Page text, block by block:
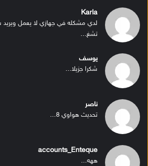
Karla
لدي مشكله في جهازي لا يعمل ويريد
تشغ...
يوسف
شكرا جزيلا...
ناصر
تحديث هواوي 8...
accounts_Enteque
ههه...